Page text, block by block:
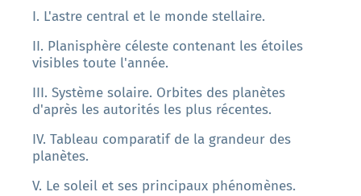
I. L'astre central et le monde stellaire.
II. Planisphère céleste contenant les étoiles
visibles toute l'année.
III. Système solaire. Orbites des planètes
d'après les autorités les plus récentes.
IV. Tableau comparatif de la grandeur des
planètes.
V. Le soleil et ses principaux phénomènes.